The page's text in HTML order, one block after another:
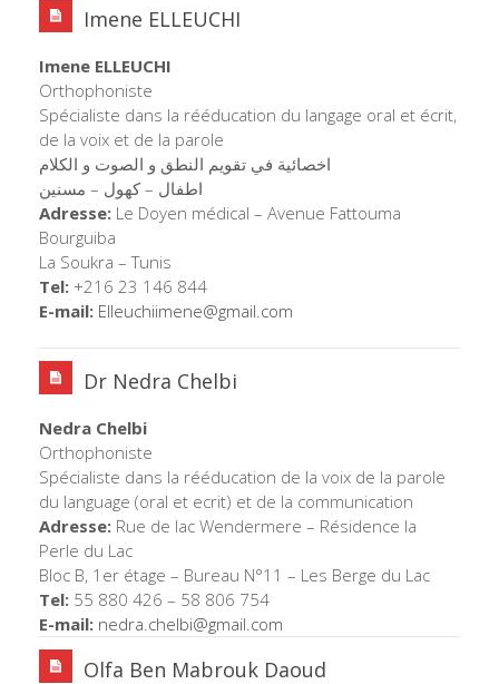
Imene ELLEUCHI
Imene ELLEUCHI
Orthophoniste
Spécialiste dans la rééducation du langage oral et écrit,
de la voix et de la parole
اخصائية في تقويم النطق و الصوت و الكلام
اطفال – كهول – مسنين
Adresse: Le Doyen médical – Avenue Fattouma
Bourguiba
La Soukra – Tunis
Tel: +216 23 146 844
E-mail: Elleuchiimene@gmail.com
Dr Nedra Chelbi
Nedra Chelbi
Orthophoniste
Spécialiste dans la rééducation de la voix de la parole
du language (oral et ecrit) et de la communication
Adresse: Rue de lac Wendermere – Résidence la
Perle du Lac
Bloc B, 1er étage – Bureau N°11 – Les Berge du Lac
Tel: 55 880 426 – 58 806 754
E-mail: nedra.chelbi@gmail.com
Olfa Ben Mabrouk Daoud